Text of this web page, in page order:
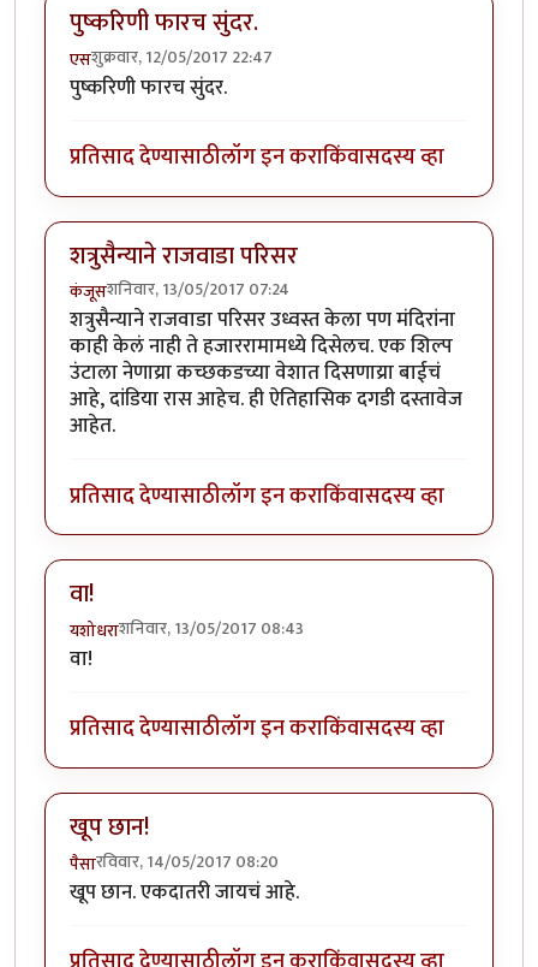
पुष्करिणी फारच सुंदर.
एसशुक्रवार, 12/05/2017 22:47
पुष्करिणी फारच सुंदर.
प्रतिसाद देण्यासाठीलॉग इन कराकिंवासदस्य व्हा
शत्रुसैन्याने राजवाडा परिसर
कंजूसशनिवार, 13/05/2017 07:24
शत्रुसैन्याने राजवाडा परिसर उध्वस्त केला पण मंदिरांना
काही केलं नाही ते हजाररामामध्ये दिसेलच. एक शिल्प
उंटाला नेणाय्रा कच्छकडच्या वेशात दिसणाय्रा बाईचं
आहे, दांडिया रास आहेच. ही ऐतिहासिक दगडी दस्तावेज
आहेत.
प्रतिसाद देण्यासाठीलॉग इन कराकिंवासदस्य व्हा
वा!
यशोधराशनिवार, 13/05/2017 08:43
वा!
प्रतिसाद देण्यासाठीलॉग इन कराकिंवासदस्य व्हा
खूप छान!
पैसारविवार, 14/05/2017 08:20
खूप छान. एकदातरी जायचं आहे.